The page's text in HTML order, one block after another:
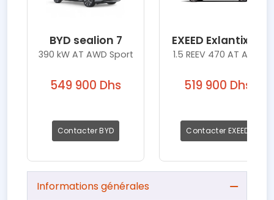
BYD sealion 7
390 kW AT AWD Sport
549 900 Dhs
Contacter BYD
EXEED Exlantix ES
1.5 REEV 470 AT AWD
519 900 Dhs
Contacter EXEED
Informations générales